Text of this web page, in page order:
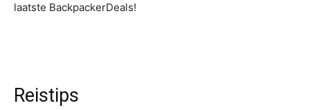
laatste BackpackerDeals!
Reistips